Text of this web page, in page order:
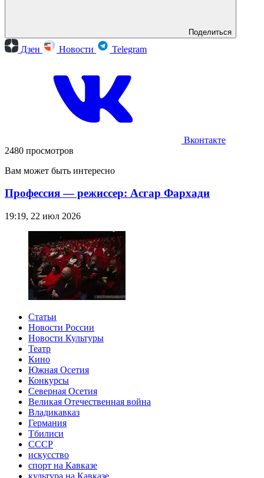
Поделиться
Дзен Новости Telegram
Вконтакте
2480 просмотров
Вам может быть интересно
Профессия — режиссер: Асгар Фархади
19:19, 22 июл 2026
Статьи
Новости России
Новости Культуры
Театр
Кино
Южная Осетия
Конкурсы
Северная Осетия
Великая Отечественная война
Владикавказ
Германия
Тбилиси
СССР
искусство
спорт на Кавказе